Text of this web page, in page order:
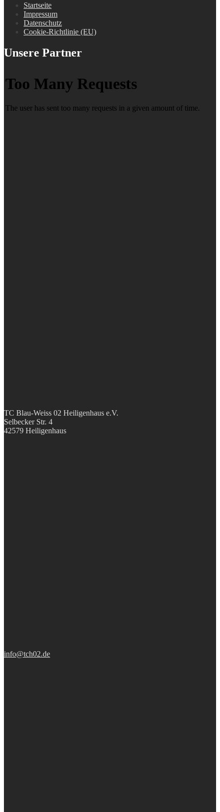
Startseite
Impressum
Datenschutz
Cookie-Richtlinie (EU)
Unsere Partner
TC Blau-Weiss 02 Heiligenhaus e.V.
Selbecker Str. 4
42579 Heiligenhaus
info@tch02.de